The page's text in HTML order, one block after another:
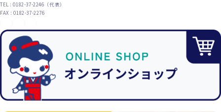
TEL : 0182-37-2246（代表）
FAX : 0182-37-2276